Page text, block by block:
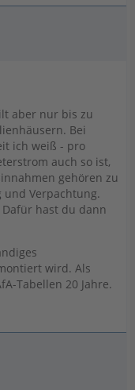
aber nur bis zu
Bei
ich weiß - pro
auch so ist,
gehören zu
Verpachtung.
hast du dann
wird. Als
Tabellen 20 Jahre.